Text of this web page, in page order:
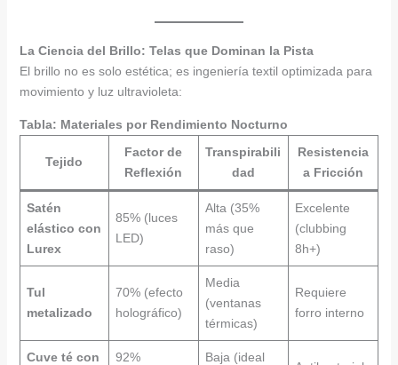
La Ciencia del Brillo: Telas que Dominan la Pista
El brillo no es solo estética; es ingeniería textil optimizada para
movimiento y luz ultravioleta:
Tabla: Materiales por Rendimiento Nocturno
Tejido
Factor de
Reflexión
Transpirabili
dad
Resistencia
a Fricción
Satén
elástico con
Lurex
85% (luces
LED)
Alta (35%
más que
raso)
Excelente
(clubbing
8h+)
Tul
metalizado
70% (efecto
holográfico)
Media
(ventanas
térmicas)
Requiere
forro interno
Cuve té con
92%
Baja (ideal